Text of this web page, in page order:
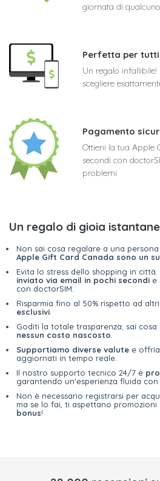
giornata di
Perfetta per tutti
Un regalo
scegliere
Pagamento
Ottieni la tua Apple
secondi con
problemi
Un regalo di gioia
Non sai cosa regalare a una
Apple Gift Card Canada sono un
Evita lo stress dello shopping in città.
inviato via email in pochi secondi e
con doctorSIM.
Risparmia fino al 50% rispetto ad
esclusivi
Goditi la totale trasparenza; sai cosa
nessun costo nascosto
Supportiamo diverse valute e
aggiornati in tempo reale.
Il nostro supporto tecnico 24/7 è
garantendo un'esperienza fluida
Non è necessario registrarsi per
ma se lo fai, ti aspettano promozioni
bonus!